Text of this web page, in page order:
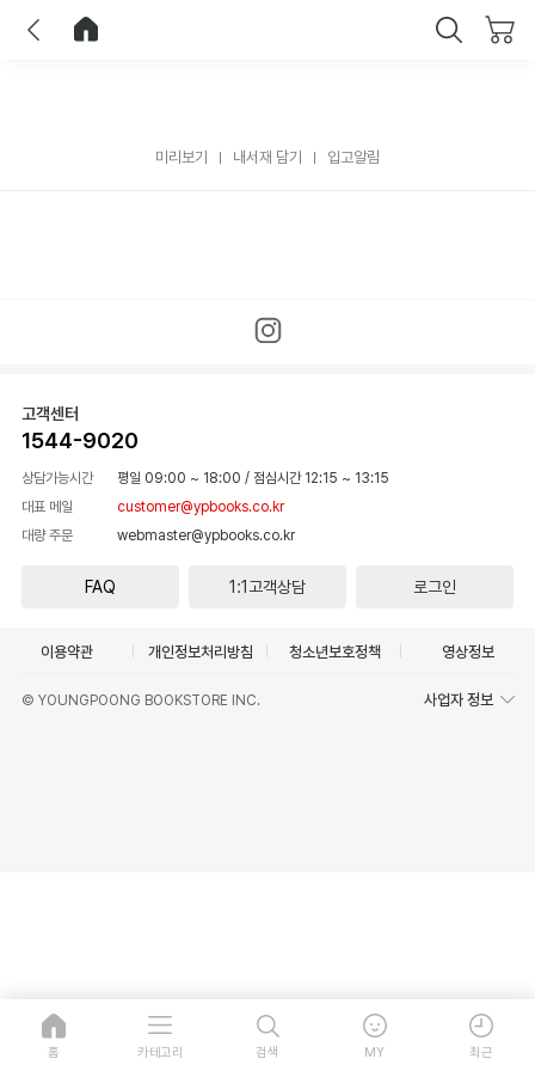
미리보기 내서재 담기 입고알림
고객센터
1544-9020
상담가능시간 평일 09:00 ~ 18:00 / 점심시간 12:15 ~ 13:15
대표 메일
customer@ypbooks.co.kr
대량 주문
webmaster@ypbooks.co.kr
FAQ 1:1고객상담 로그인
이용약관 개인정보처리방침 청소년보호정책 영상정보
© YOUNGPOONG BOOKSTORE INC. 사업자 정보
홈 카테고리 검색 MY 최근